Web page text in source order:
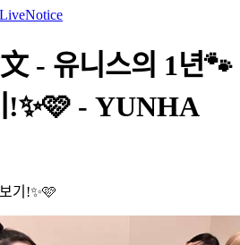
LiveNotice
- 유니스의 1년🐾
!✨🩷 - YUNHA
기!✨🩷